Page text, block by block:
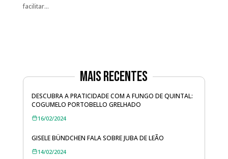
facilitar...
Mais Recentes
DESCUBRA A PRATICIDADE COM A FUNGO DE QUINTAL:
COGUMELO PORTOBELLO GRELHADO
16/02/2024
GISELE BÜNDCHEN FALA SOBRE JUBA DE LEÃO
14/02/2024